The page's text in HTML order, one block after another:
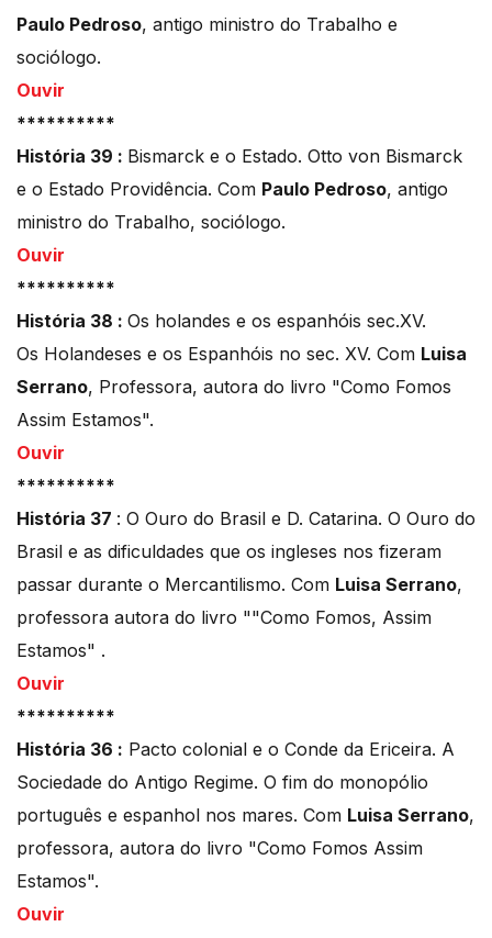
Paulo Pedroso, antigo ministro do Trabalho e
sociólogo.
Ouvir
**********
História 39 : Bismarck e o Estado. Otto von Bismarck
e o Estado Providência. Com Paulo Pedroso, antigo
ministro do Trabalho, sociólogo.
Ouvir
**********
História 38 : Os holandes e os espanhóis sec.XV.
Os Holandeses e os Espanhóis no sec. XV. Com Luisa
Serrano, Professora, autora do livro "Como Fomos
Assim Estamos".
Ouvir
**********
História 37 : O Ouro do Brasil e D. Catarina. O Ouro do
Brasil e as dificuldades que os ingleses nos fizeram
passar durante o Mercantilismo. Com Luisa Serrano,
professora autora do livro ""Como Fomos, Assim
Estamos" .
Ouvir
**********
História 36 : Pacto colonial e o Conde da Ericeira. A
Sociedade do Antigo Regime. O fim do monopólio
português e espanhol nos mares. Com Luisa Serrano,
professora, autora do livro "Como Fomos Assim
Estamos".
Ouvir